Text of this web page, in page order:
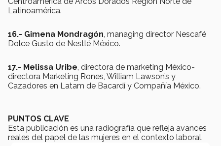
Latinoamérica.
16.- Gimena Mondragón , managing director Nescafé
Dolce Gusto de Nestlé México.
17.- Melissa Uribe , directora de marketing México-
directora Marketing Rones, William Lawson’s y
Cazadores en Latam de Bacardí y Compañía México.
PUNTOS CLAVE
Esta publicación es una radiografía que refleja avances
reales del papel de las mujeres en el contexto laboral.